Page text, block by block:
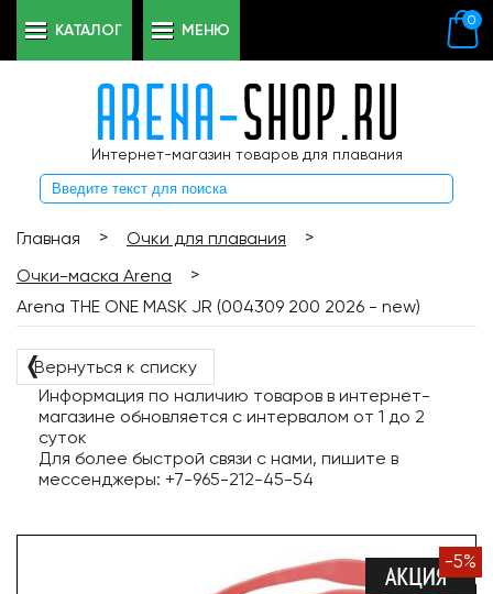
Интернет-магазин товаров для плавания
0
КАТАЛОГ МЕНЮ
Главная > Очки для плавания
>
Очки-маска Arena
>
Arena THE ONE MASK JR (004309 200 2026 - new)
❬Вернуться к списку
Информация по наличию товаров в интернет-
магазине обновляется с интервалом от 1 до 2
суток
Для более быстрой связи с нами, пишите в
мессенджеры: +7-965-212-45-54
-5%